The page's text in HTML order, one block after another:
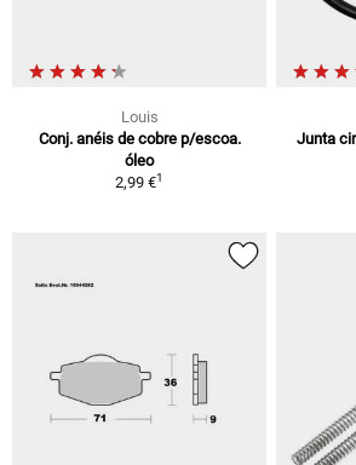
Louis
Conj. anéis de cobre p/escoa.
óleo
2,99 €1
Junta